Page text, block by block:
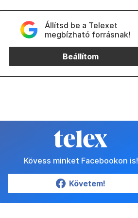
Állítsd be a Telexet
megbízható forrásnak!
Beállítom
Kövess minket Facebookon is!
Követem!